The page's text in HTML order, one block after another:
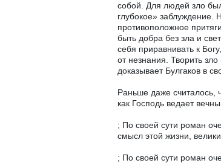
собой. Для людей зло
глубокое» заблуждение.
противоположное
быть добра без зла и
себя приравнивать к
от незнания. Творить
доказывает Булгаков в
Раньше даже считалось,
как Господь ведает
; По своей сути роман
смысл этой жизни,
; По своей сути роман